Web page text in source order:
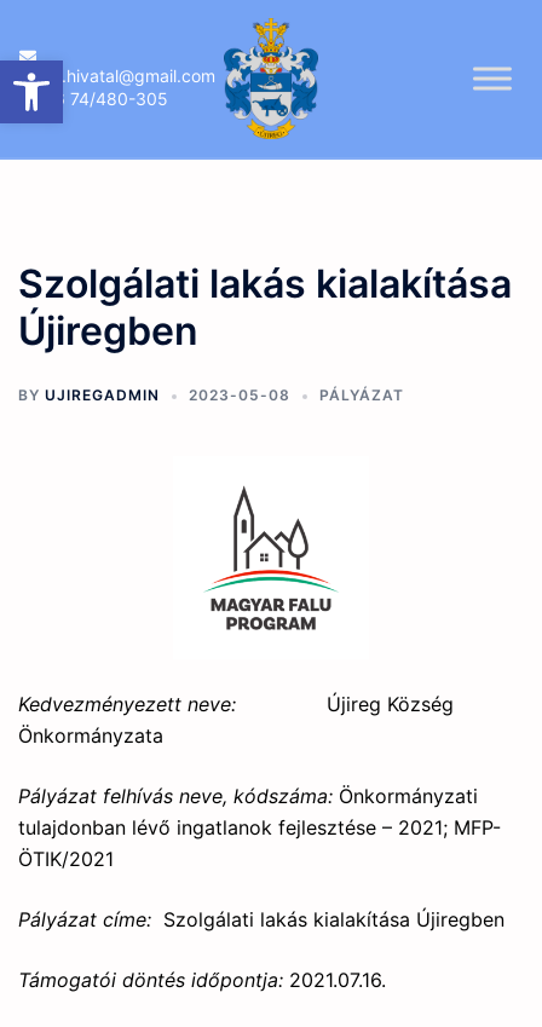
Eszköztár megnyitása
content
ujireg.hivatal@gmail.com
06 74/480-305
Szolgálati lakás kialakítása
Újiregben
BY UJIREGADMIN 2023-05-08 PÁLYÁZAT
Kedvezményezett neve: Újireg Község
Önkormányzata
Pályázat felhívás neve, kódszáma: Önkormányzati
tulajdonban lévő ingatlanok fejlesztése – 2021; MFP-
ÖTIK/2021
Pályázat címe: Szolgálati lakás kialakítása Újiregben
Támogatói döntés időpontja: 2021.07.16.